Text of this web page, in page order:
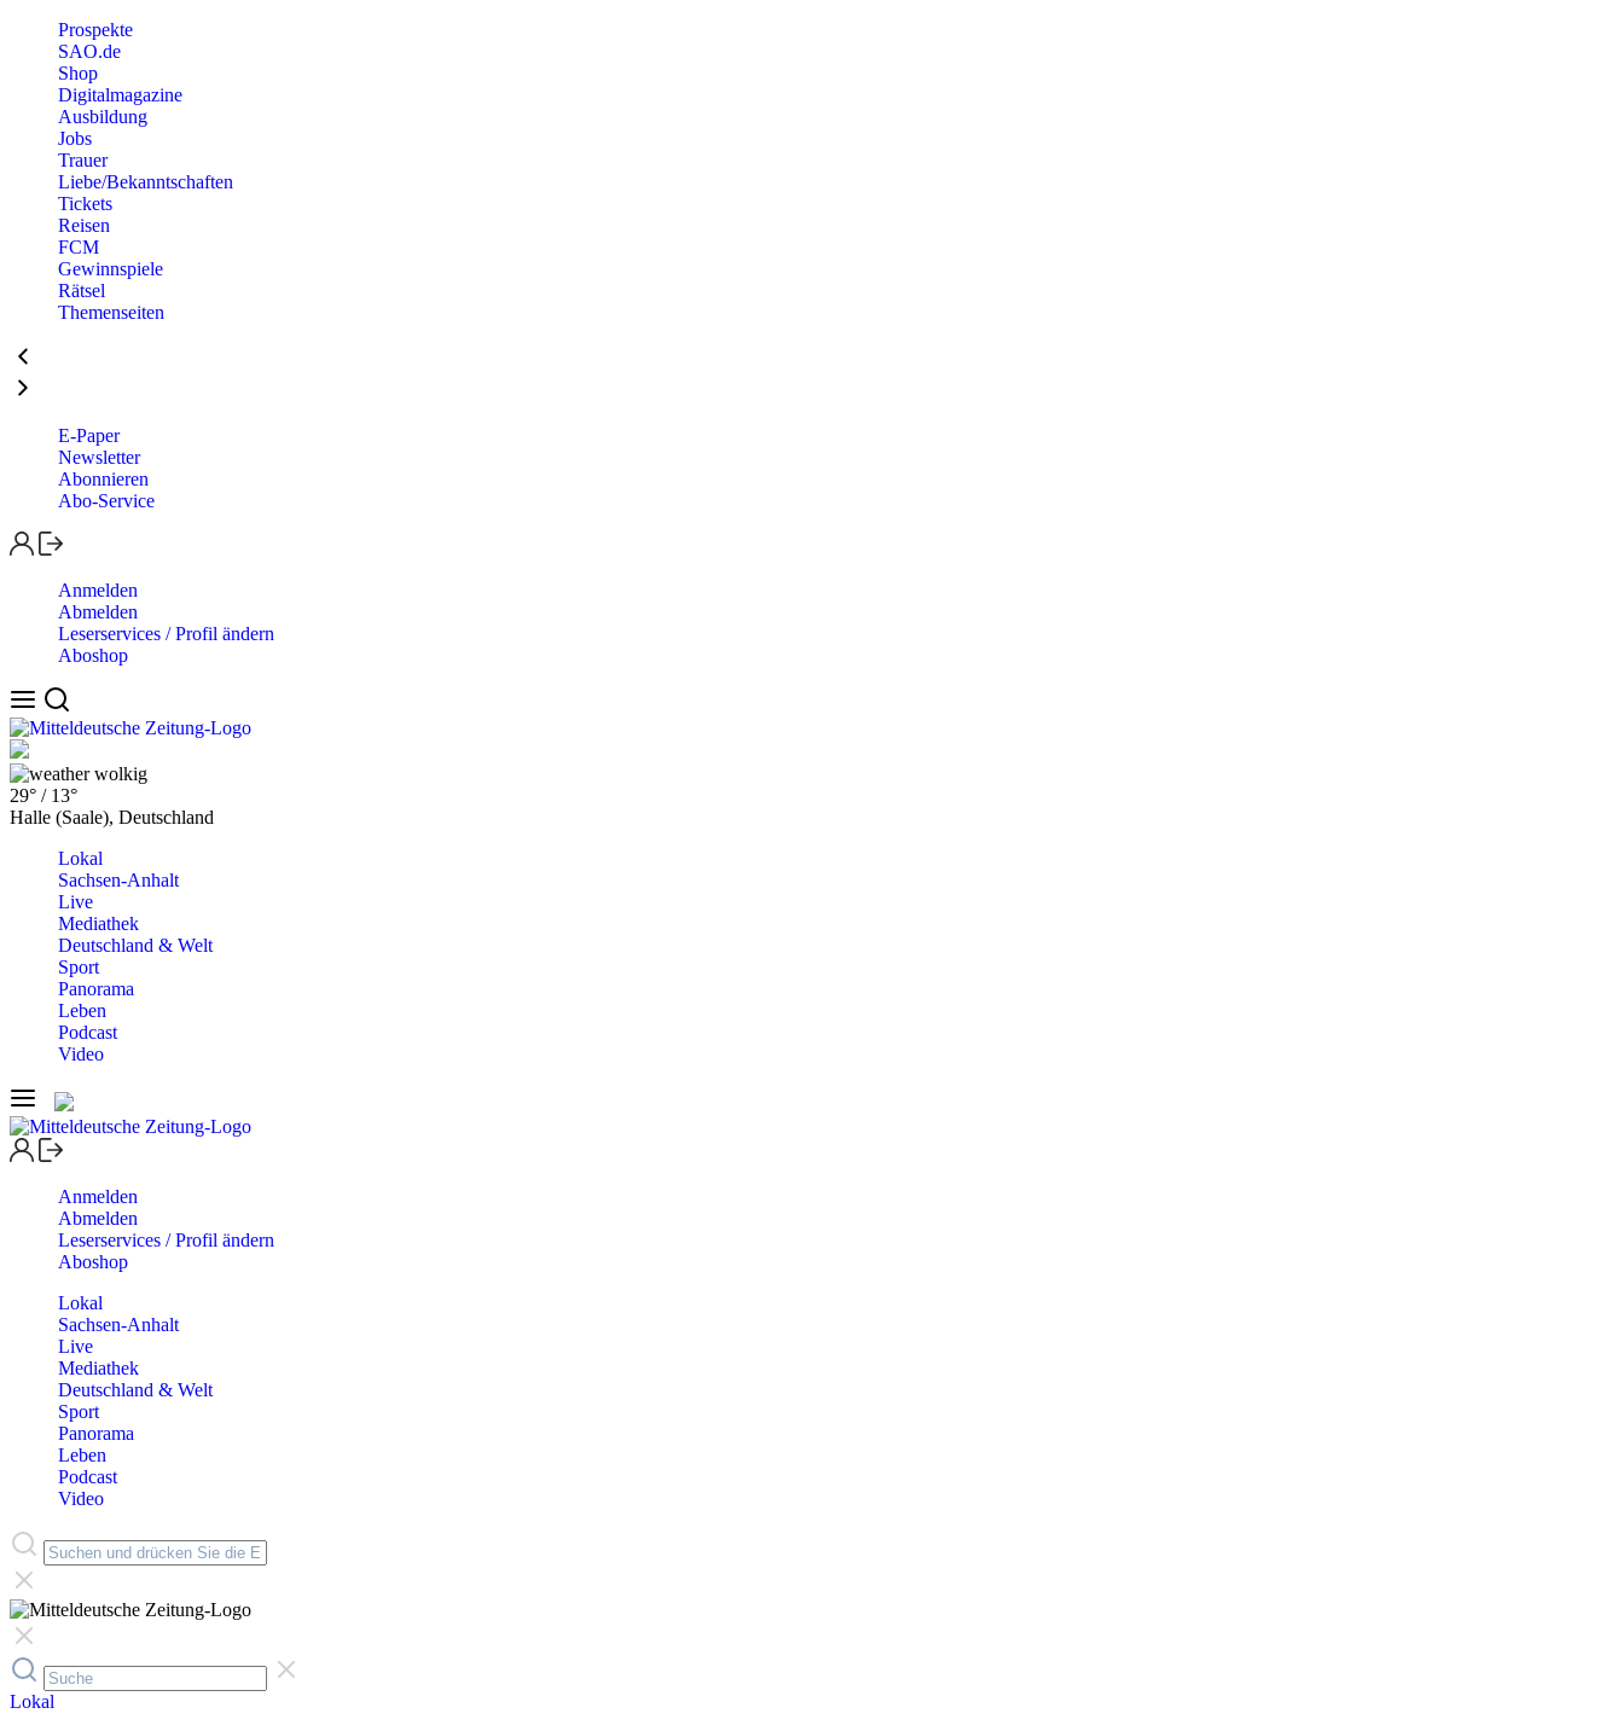
Prospekte
SAO.de
Shop
Digitalmagazine
Ausbildung
Jobs
Trauer
Liebe/Bekanntschaften
Tickets
Reisen
FCM
Gewinnspiele
Rätsel
Themenseiten
E-Paper
Newsletter
Abonnieren
Abo-Service
Anmelden
Abmelden
Leserservices / Profil ändern
Aboshop
wolkig
29° / 13°
Halle (Saale), Deutschland
Lokal
Sachsen-Anhalt
Live
Mediathek
Deutschland & Welt
Sport
Panorama
Leben
Podcast
Video
Anmelden
Abmelden
Leserservices / Profil ändern
Aboshop
Lokal
Sachsen-Anhalt
Live
Mediathek
Deutschland & Welt
Sport
Panorama
Leben
Podcast
Video
Lokal